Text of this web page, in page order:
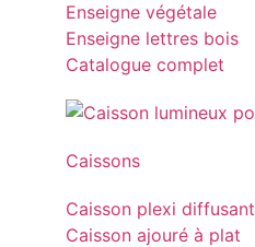
Enseigne végétale
Enseigne lettres bois
Catalogue complet
Caissons
Caisson plexi diffusant
Caisson ajouré à plat